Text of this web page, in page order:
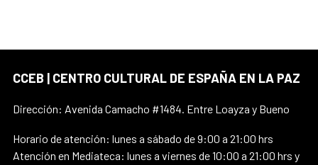
CCEB | CENTRO CULTURAL DE ESPAÑA EN LA PAZ
Dirección: Avenida Camacho #1484. Entre Loayza y Bueno
Horario de atención: lunes a sábado de 9:00 a 21:00 hrs
Atención en Mediateca: lunes a viernes de 10:00 a 21:00 hrs y